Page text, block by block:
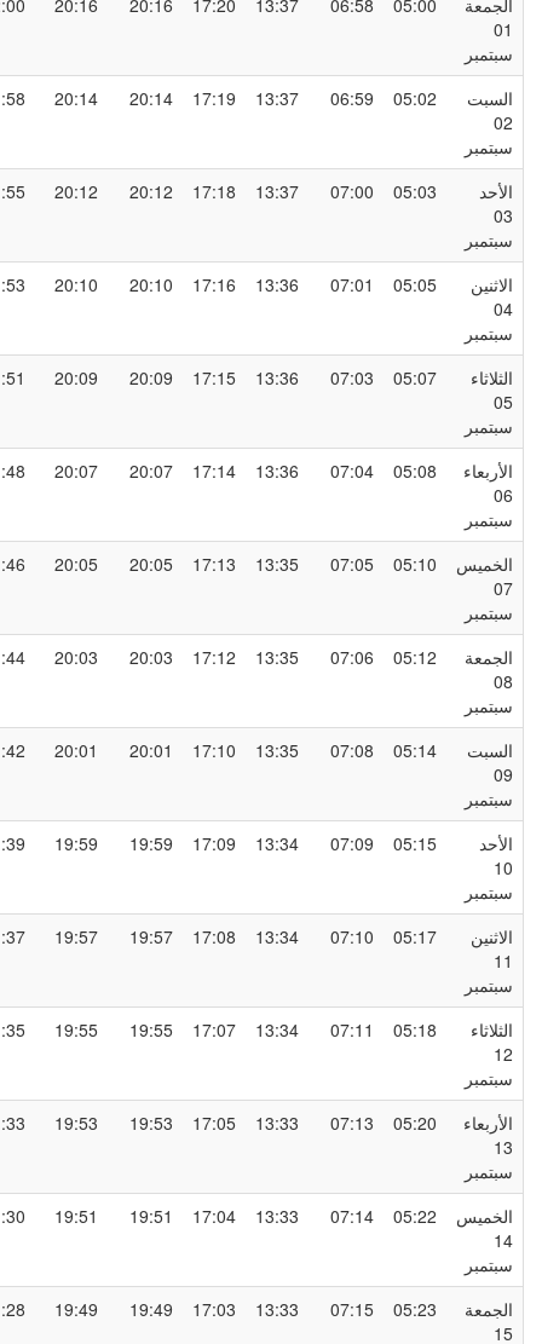
05:00
06:58
13:37
17:20
20:16
20:16
22:00
05:02
06:59
13:37
17:19
20:14
20:14
21:58
05:03
07:00
13:37
17:18
20:12
20:12
21:55
05:05
07:01
13:36
17:16
20:10
20:10
21:53
05:07
07:03
13:36
17:15
20:09
20:09
21:51
05:08
07:04
13:36
17:14
20:07
20:07
21:48
05:10
07:05
13:35
17:13
20:05
20:05
21:46
05:12
07:06
13:35
17:12
20:03
20:03
21:44
05:14
07:08
13:35
17:10
20:01
20:01
21:42
05:15
07:09
13:34
17:09
19:59
19:59
21:39
05:17
07:10
13:34
17:08
19:57
19:57
21:37
05:18
07:11
13:34
17:07
19:55
19:55
21:35
05:20
07:13
13:33
17:05
19:53
19:53
21:33
05:22
07:14
13:33
17:04
19:51
19:51
21:30
05:23
07:15
13:33
17:03
19:49
19:49
21:28